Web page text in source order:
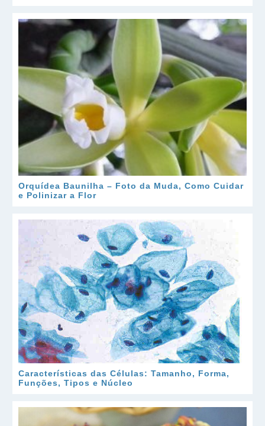
Orquídea Baunilha – Foto da Muda, Como Cuidar
e Polinizar a Flor
Características das Células: Tamanho, Forma,
Funções, Tipos e Núcleo